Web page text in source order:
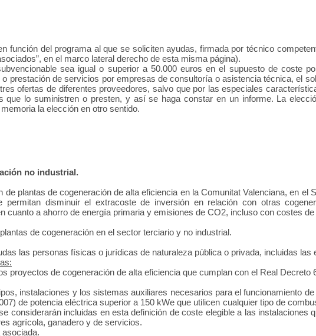
función del programa al que se soliciten ayudas, firmada por técnico
en el marco lateral derecho de esta misma página).
sea igual o superior a 50.000 euros en el supuesto de coste
prestación de servicios por empresas de consultoría o asistencia técnica, el
ofertas de diferentes proveedores, salvo que por las especiales
que lo suministren o presten, y así se haga constar en un informe. La
la elección en otro sentido.
no industrial.
de plantas de cogeneración de alta eficiencia en la Comunitat Valenciana, en el
permitan disminuir el extracoste de inversión en relación con otras
cuanto a ahorro de energía primaria y emisiones de CO2, incluso con costes
de cogeneración en el sector terciario y no industrial.
las personas físicas o jurídicas de naturaleza pública o privada, incluidas
proyectos de cogeneración de alta eficiencia que cumplan con el Real Decreto
instalaciones y los sistemas auxiliares necesarios para el funcionamiento
de potencia eléctrica superior a 150 kWe que utilicen cualquier tipo de
considerarán incluidas en esta definición de coste elegible a las instalaciones
agrícola, ganadero y de servicios.